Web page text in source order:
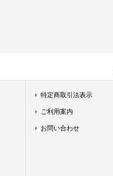
特定商取引法表示
ご利用案内
お問い合わせ